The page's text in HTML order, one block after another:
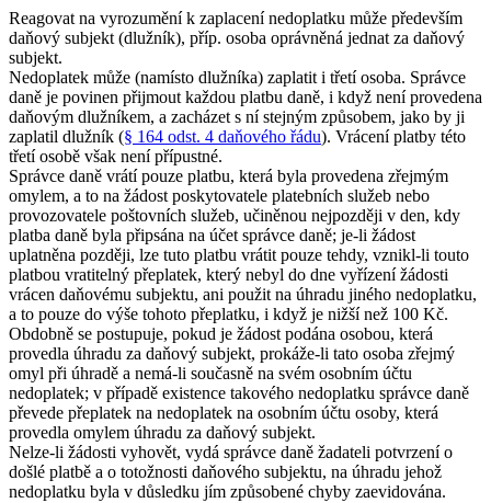
Reagovat na vyrozumění k zaplacení nedoplatku může především
daňový subjekt (dlužník), příp. osoba oprávněná jednat za daňový
subjekt.
Nedoplatek může (namísto dlužníka) zaplatit i třetí osoba. Správce
daně je povinen přijmout každou platbu daně, i když není provedena
daňovým dlužníkem, a zacházet s ní stejným způsobem, jako by ji
zaplatil dlužník (§ 164 odst. 4 daňového řádu). Vrácení platby této
třetí osobě však není přípustné.
Správce daně vrátí pouze platbu, která byla provedena zřejmým
omylem, a to na žádost poskytovatele platebních služeb nebo
provozovatele poštovních služeb, učiněnou nejpozději v den, kdy
platba daně byla připsána na účet správce daně; je-li žádost
uplatněna později, lze tuto platbu vrátit pouze tehdy, vznikl-li touto
platbou vratitelný přeplatek, který nebyl do dne vyřízení žádosti
vrácen daňovému subjektu, ani použit na úhradu jiného nedoplatku,
a to pouze do výše tohoto přeplatku, i když je nižší než 100 Kč.
Obdobně se postupuje, pokud je žádost podána osobou, která
provedla úhradu za daňový subjekt, prokáže-li tato osoba zřejmý
omyl při úhradě a nemá-li současně na svém osobním účtu
nedoplatek; v případě existence takového nedoplatku správce daně
převede přeplatek na nedoplatek na osobním účtu osoby, která
provedla omylem úhradu za daňový subjekt.
Nelze-li žádosti vyhovět, vydá správce daně žadateli potvrzení o
došlé platbě a o totožnosti daňového subjektu, na úhradu jehož
nedoplatku byla v důsledku jím způsobené chyby zaevidována.